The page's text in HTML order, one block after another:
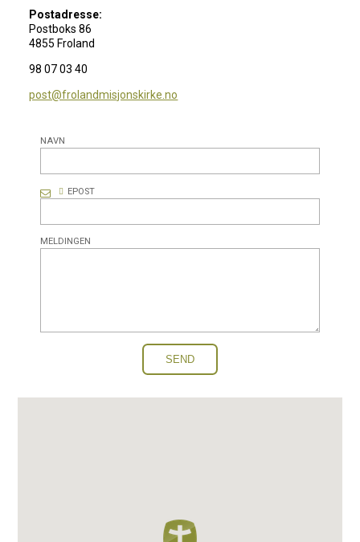
Postadresse:
Postboks 86
4855 Froland
98 07 03 40
post@frolandmisjonskirke.no
NAVN
EPOST
MELDINGEN